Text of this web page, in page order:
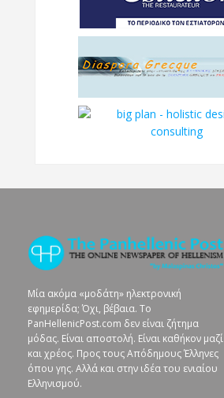
Μία ακόμα «μοδάτη» ηλεκτρονική
εφημερίδα; Όχι, βέβαια. To
PanHellenicPost.com δεν είναι ζήτημα
μόδας. Είναι αποστολή. Είναι καθήκον μαζί
και χρέος. Προς τους Απόδημους Έλληνες
όπου γης. Αλλά και στην ιδέα του ενιαίου
Ελληνισμού.